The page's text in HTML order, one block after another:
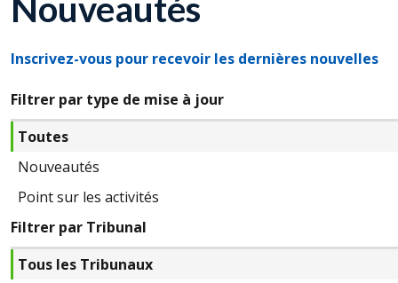
Nouveautés
Inscrivez-vous pour recevoir les dernières nouvelles
Filtrer par type de mise à jour
Toutes
Nouveautés
Point sur les activités
Filtrer par Tribunal
Tous les Tribunaux